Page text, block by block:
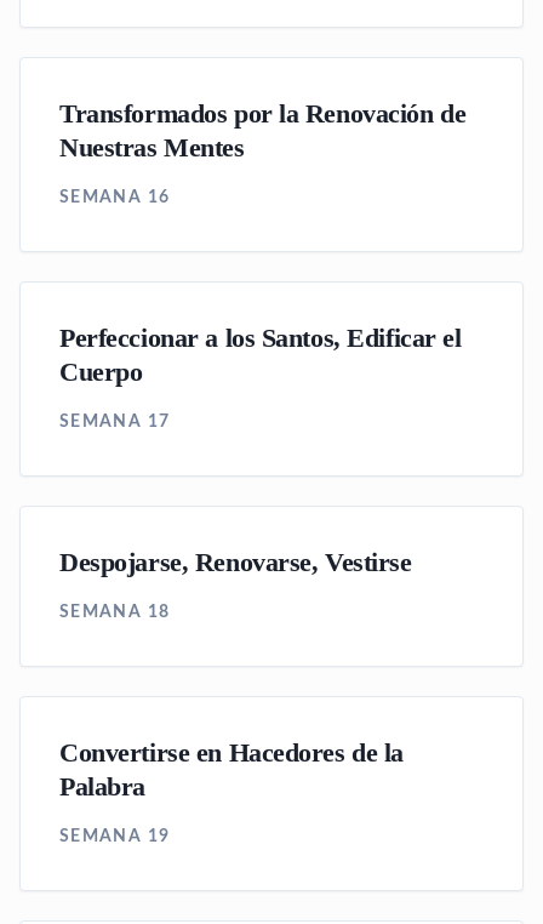
Transformados por la Renovación de
Nuestras Mentes
SEMANA 16
Perfeccionar a los Santos, Edificar el
Cuerpo
SEMANA 17
Despojarse, Renovarse, Vestirse
SEMANA 18
Convertirse en Hacedores de la
Palabra
SEMANA 19